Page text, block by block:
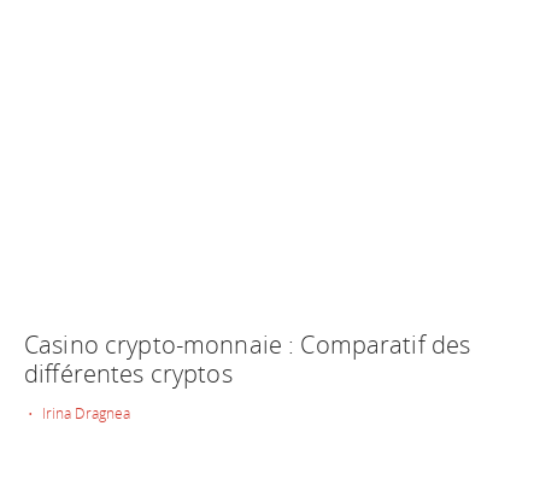
Casino crypto-monnaie : Comparatif des
différentes cryptos
• Irina Dragnea